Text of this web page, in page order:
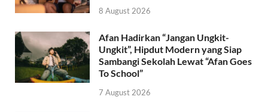
8 August 2026
Afan Hadirkan “Jangan Ungkit-
Ungkit”, Hipdut Modern yang Siap
Sambangi Sekolah Lewat “Afan Goes
To School”
7 August 2026